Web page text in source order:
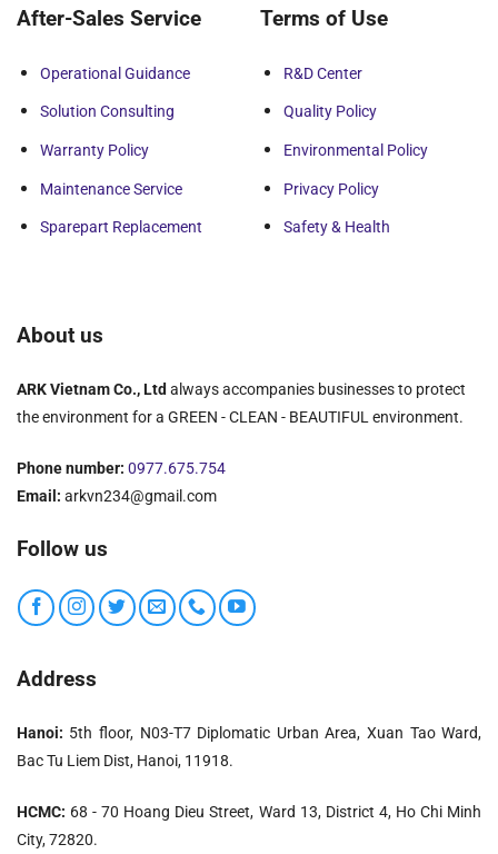
After-Sales Service
Operational Guidance
Solution Consulting
Warranty Policy
Maintenance Service
Sparepart Replacement
Terms of Use
R&D Center
Quality Policy
Environmental Policy
Privacy Policy
Safety & Health
About us
ARK Vietnam Co., Ltd always accompanies businesses to protect
the environment for a GREEN - CLEAN - BEAUTIFUL environment.
Phone number: 0977.675.754
Email: arkvn234@gmail.com
Follow us
Address
Hanoi: 5th floor, N03-T7 Diplomatic Urban Area, Xuan Tao Ward,
Bac Tu Liem Dist, Hanoi, 11918.
HCMC: 68 - 70 Hoang Dieu Street, Ward 13, District 4, Ho Chi Minh
City, 72820.